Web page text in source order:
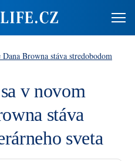
Browna stáva stredobodom
v novom
stáva
sveta